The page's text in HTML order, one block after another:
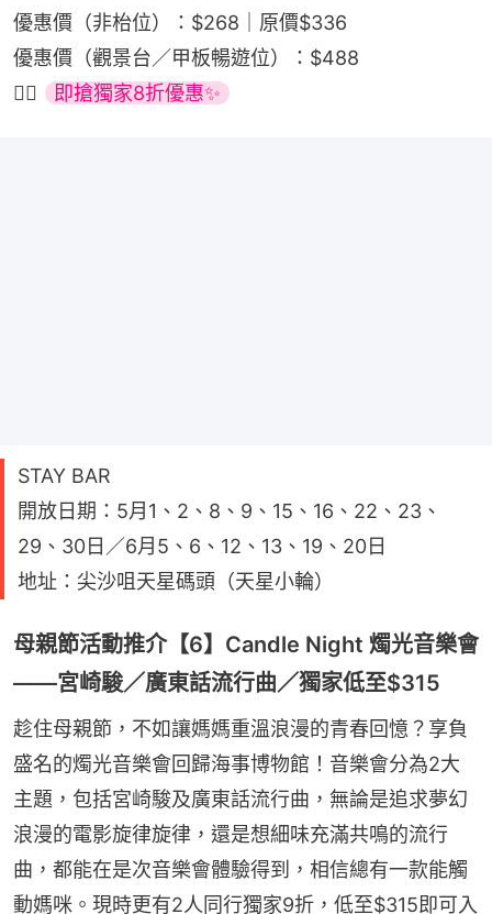
優惠價（非枱位）：$268｜原價$336
優惠價（觀景台／甲板暢遊位）：$488
👉🏻
即搶獨家8折優惠✨
STAY BAR
開放日期：5月1、2、8、9、15、16、22、23、
29、30日／6月5、6、12、13、19、20日
地址：尖沙咀天星碼頭（天星小輪）
母親節活動推介【6】Candle Night 燭光音樂會
——宮崎駿／廣東話流行曲／獨家低至$315
趁住母親節，不如讓媽媽重溫浪漫的青春回憶？享負
盛名的燭光音樂會回歸海事博物館！音樂會分為2大
主題，包括宮崎駿及廣東話流行曲，無論是追求夢幻
浪漫的電影旋律旋律，還是想細味充滿共鳴的流行
曲，都能在是次音樂會體驗得到，相信總有一款能觸
動媽咪。現時更有2人同行獨家9折，低至$315即可入